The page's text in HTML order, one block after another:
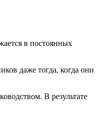
в постоянных
даже тогда, когда они
В результате